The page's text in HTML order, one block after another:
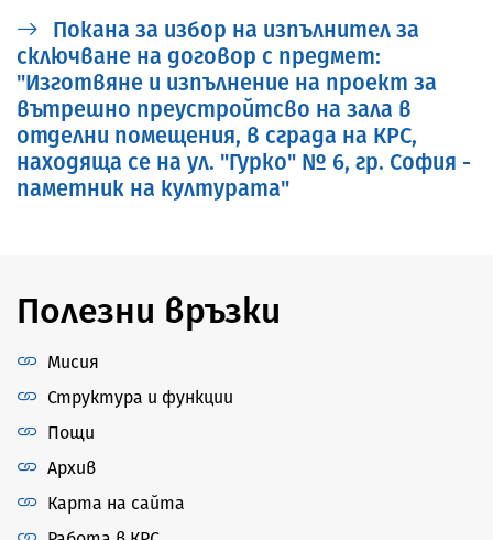
Покана за избор на изпълнител за
сключване на договор с предмет:
"Изготвяне и изпълнение на проект за
вътрешно преустройтсво на зала в
отделни помещения, в сграда на КРС,
находяща се на ул. "Гурко" № 6, гр. София -
паметник на културата"
Полезни връзки
Мисия
Структура и функции
Пощи
Архив
Карта на сайта